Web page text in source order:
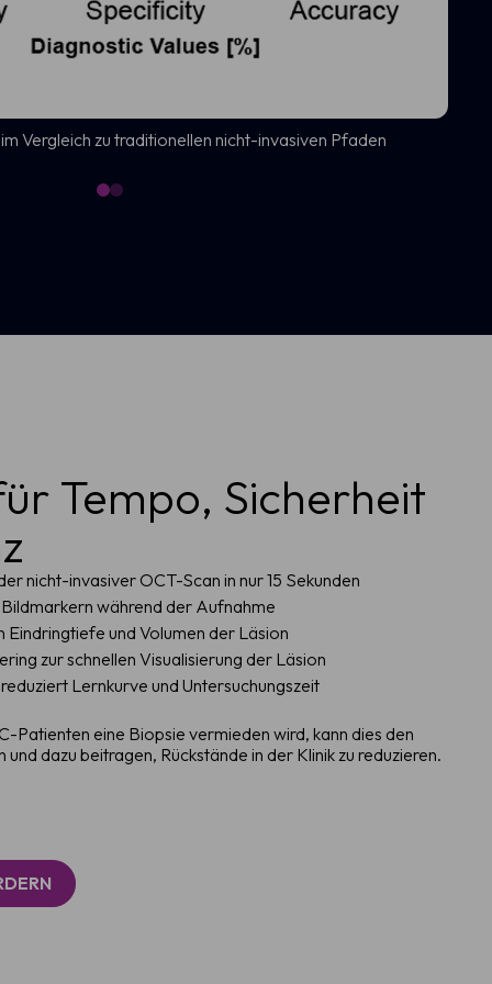
Vergleich zu traditionellen nicht-invasiven Pfaden
Tempo, Sicherheit
nicht-invasiver OCT-Scan in nur 15 Sekunden
während der Aufnahme
und Volumen der Läsion
zur schnellen Visualisierung der Läsion
Lernkurve und Untersuchungszeit
Patienten eine Biopsie vermieden wird, kann dies den
dazu beitragen, Rückstände in der Klinik zu reduzieren.